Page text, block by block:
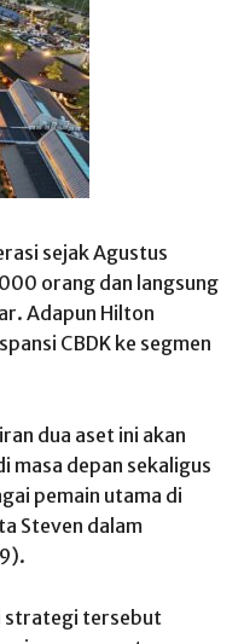
sejak Agustus
orang dan langsung
Adapun Hilton
CBDK ke segmen
dua aset ini akan
masa depan sekaligus
pemain utama di
Steven dalam
strategi tersebut